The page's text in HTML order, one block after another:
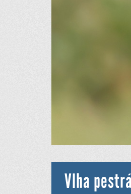
Vlha pestrá